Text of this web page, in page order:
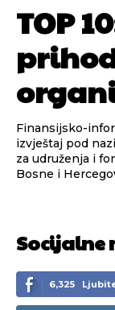
TOP
Finansijsko-
izvještaj pod
za udruženja i
Bosne i
Socijalne
6,325